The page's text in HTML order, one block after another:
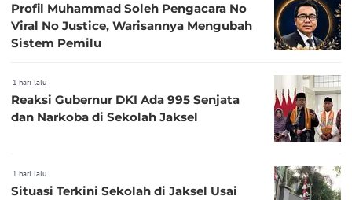
Profil Muhammad Soleh Pengacara No
Viral No Justice, Warisannya Mengubah
Sistem Pemilu
1 hari lalu
Reaksi Gubernur DKI Ada 995 Senjata
dan Narkoba di Sekolah Jaksel
1 hari lalu
Situasi Terkini Sekolah di Jaksel Usai